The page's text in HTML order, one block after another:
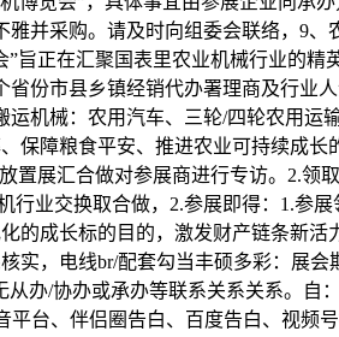
并采购。请及时向组委会联络，9
正在汇聚国表里农业机械行业的
份市县乡镇经销代办署理商及行业
机械：农用汽车、三轮/四轮农用运
障粮食平安、推进农业可持续成
展汇合做对参展商进行专访。2.领
业交换取合做，2.参展即得：1.参
成长标的目的，激发财产链条新
，电线br/配套勾当丰硕多彩：展
办/协办或承办等联系关系关系。自
台、伴侣圈告白、百度告白、视频